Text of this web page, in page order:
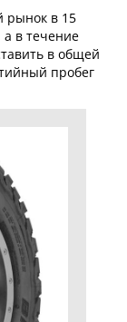
рынок в 15
в течение
в общей
пробег